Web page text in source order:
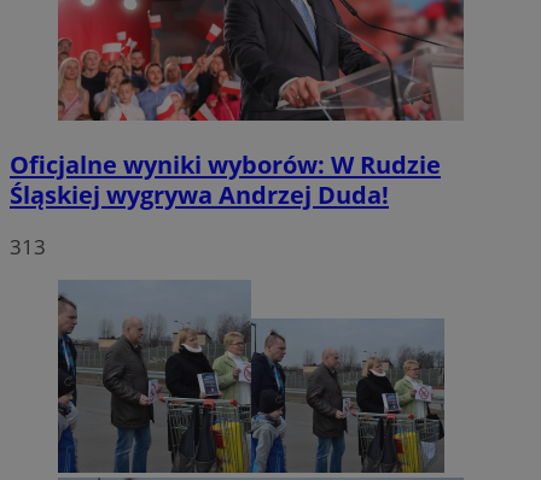
Oficjalne wyniki wyborów: W Rudzie
Śląskiej wygrywa Andrzej Duda!
313